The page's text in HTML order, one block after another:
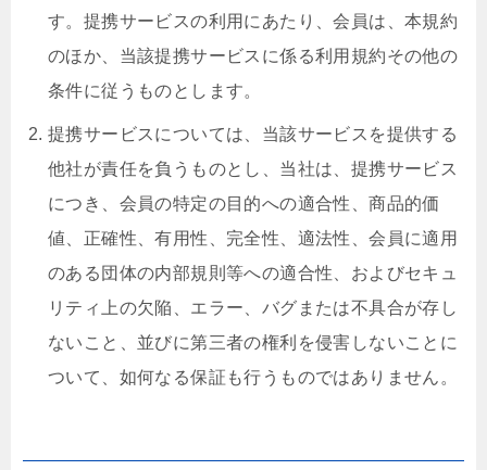
す。提携サービスの利用にあたり、会員は、本規約
のほか、当該提携サービスに係る利用規約その他の
条件に従うものとします。
提携サービスについては、当該サービスを提供する
他社が責任を負うものとし、当社は、提携サービス
につき、会員の特定の目的への適合性、商品的価
値、正確性、有用性、完全性、適法性、会員に適用
のある団体の内部規則等への適合性、およびセキュ
リティ上の欠陥、エラー、バグまたは不具合が存し
ないこと、並びに第三者の権利を侵害しないことに
ついて、如何なる保証も行うものではありません。